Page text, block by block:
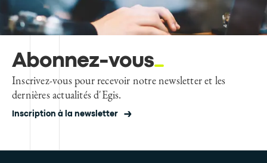
Abonnez-vous
Inscrivez-vous pour recevoir notre newsletter et les
dernières actualités d'Egis.
Inscription à la newsletter